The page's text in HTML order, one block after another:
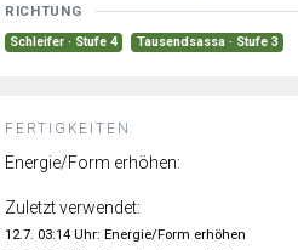
RICHTUNG
Schleifer · Stufe 4 Tausendsassa · Stufe 3
FERTIGKEITEN:
Energie/Form erhöhen:
Zuletzt verwendet:
12.7. 03:14 Uhr: Energie/Form erhöhen